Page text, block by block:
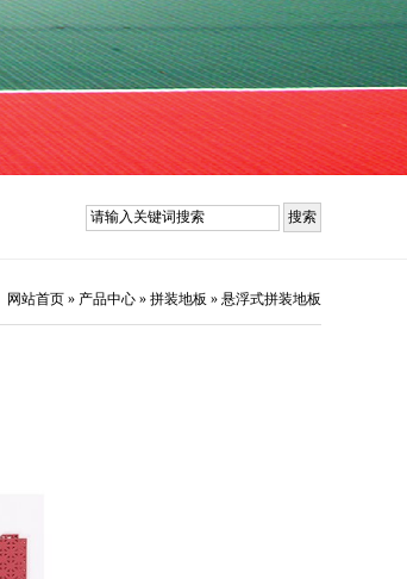
网站首页 » 产品中心 » 拼装地板 » 悬浮式拼装地板